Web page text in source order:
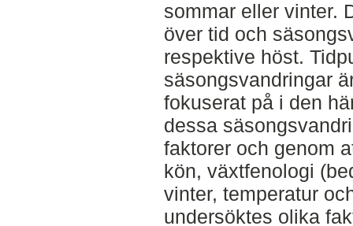
sommar eller vinter.
över tid och
respektive höst.
säsongsvandringar
fokuserat på i den
dessa
faktorer och genom
kön, växtfenologi
vinter, temperatur
undersöktes olika